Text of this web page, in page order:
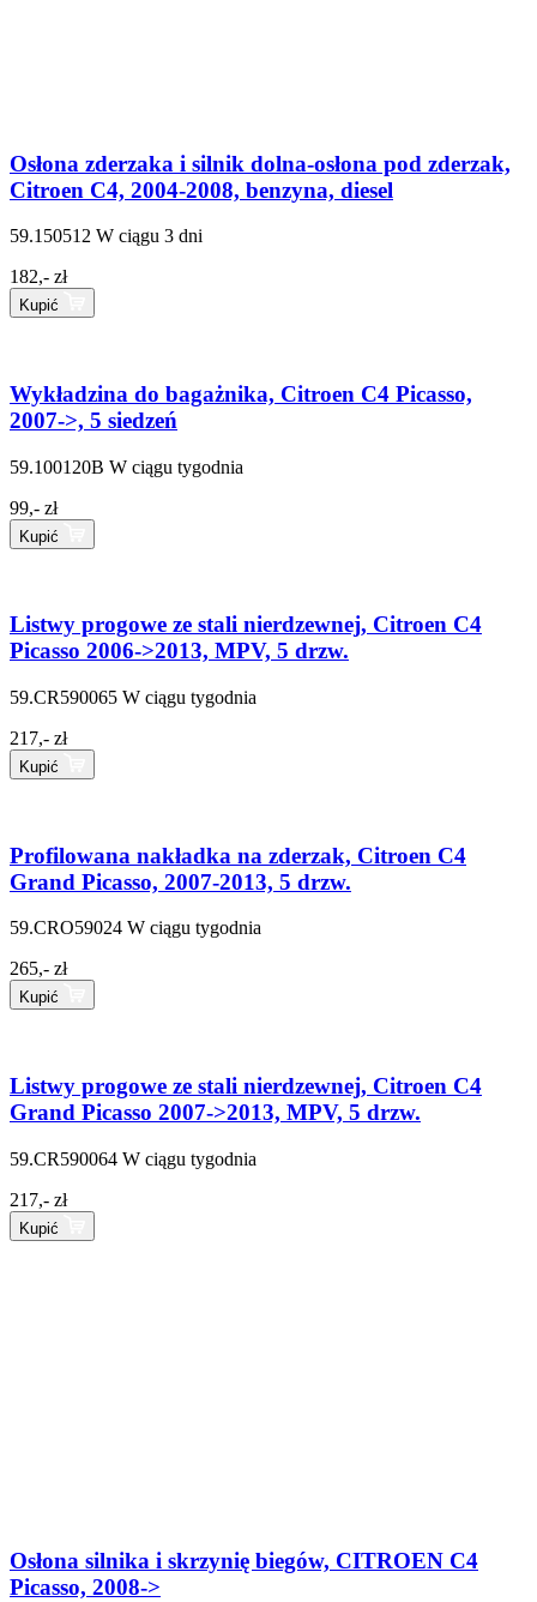
Osłona zderzaka i silnik dolna-osłona pod zderzak,
Citroen C4, 2004-2008, benzyna, diesel
59.150512 W ciągu 3 dni
182,- zł
Kupić
Wykładzina do bagażnika, Citroen C4 Picasso,
2007->, 5 siedzeń
59.100120B W ciągu tygodnia
99,- zł
Kupić
Listwy progowe ze stali nierdzewnej, Citroen C4
Picasso 2006->2013, MPV, 5 drzw.
59.CR590065 W ciągu tygodnia
217,- zł
Kupić
Profilowana nakładka na zderzak, Citroen C4
Grand Picasso, 2007-2013, 5 drzw.
59.CRO59024 W ciągu tygodnia
265,- zł
Kupić
Listwy progowe ze stali nierdzewnej, Citroen C4
Grand Picasso 2007->2013, MPV, 5 drzw.
59.CR590064 W ciągu tygodnia
217,- zł
Kupić
Osłona silnika i skrzynię biegów, CITROEN C4
Picasso, 2008->